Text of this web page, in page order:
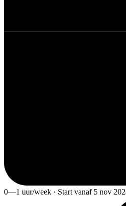
0—1 uur/week · Start vanaf 5 nov